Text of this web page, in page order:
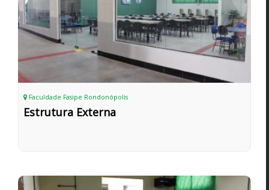
Faculdade Fasipe Rondonópolis
Estrutura Externa